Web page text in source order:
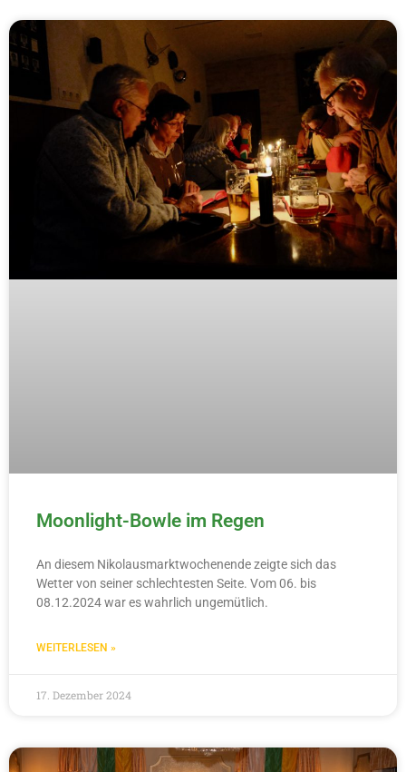
Moonlight-Bowle im Regen
An diesem Nikolausmarktwochenende zeigte sich das
Wetter von seiner schlechtesten Seite. Vom 06. bis
08.12.2024 war es wahrlich ungemütlich.
WEITERLESEN »
17. Dezember 2024